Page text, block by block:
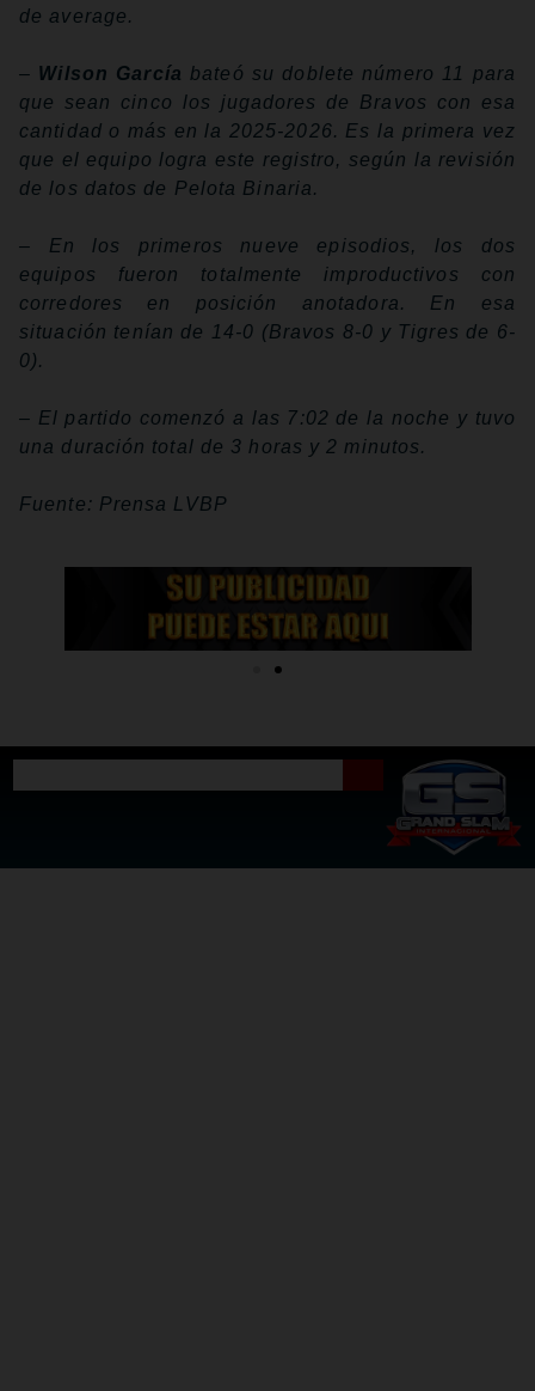
de average.
– Wilson García bateó su doblete número 11 para
que sean cinco los jugadores de Bravos con esa
cantidad o más en la 2025-2026. Es la primera vez
que el equipo logra este registro, según la revisión
de los datos de Pelota Binaria.
– En los primeros nueve episodios, los dos
equipos fueron totalmente improductivos con
corredores en posición anotadora. En esa
situación tenían de 14-0 (Bravos 8-0 y Tigres de 6-
0).
– El partido comenzó a las 7:02 de la noche y tuvo
una duración total de 3 horas y 2 minutos.
Fuente: Prensa LVBP